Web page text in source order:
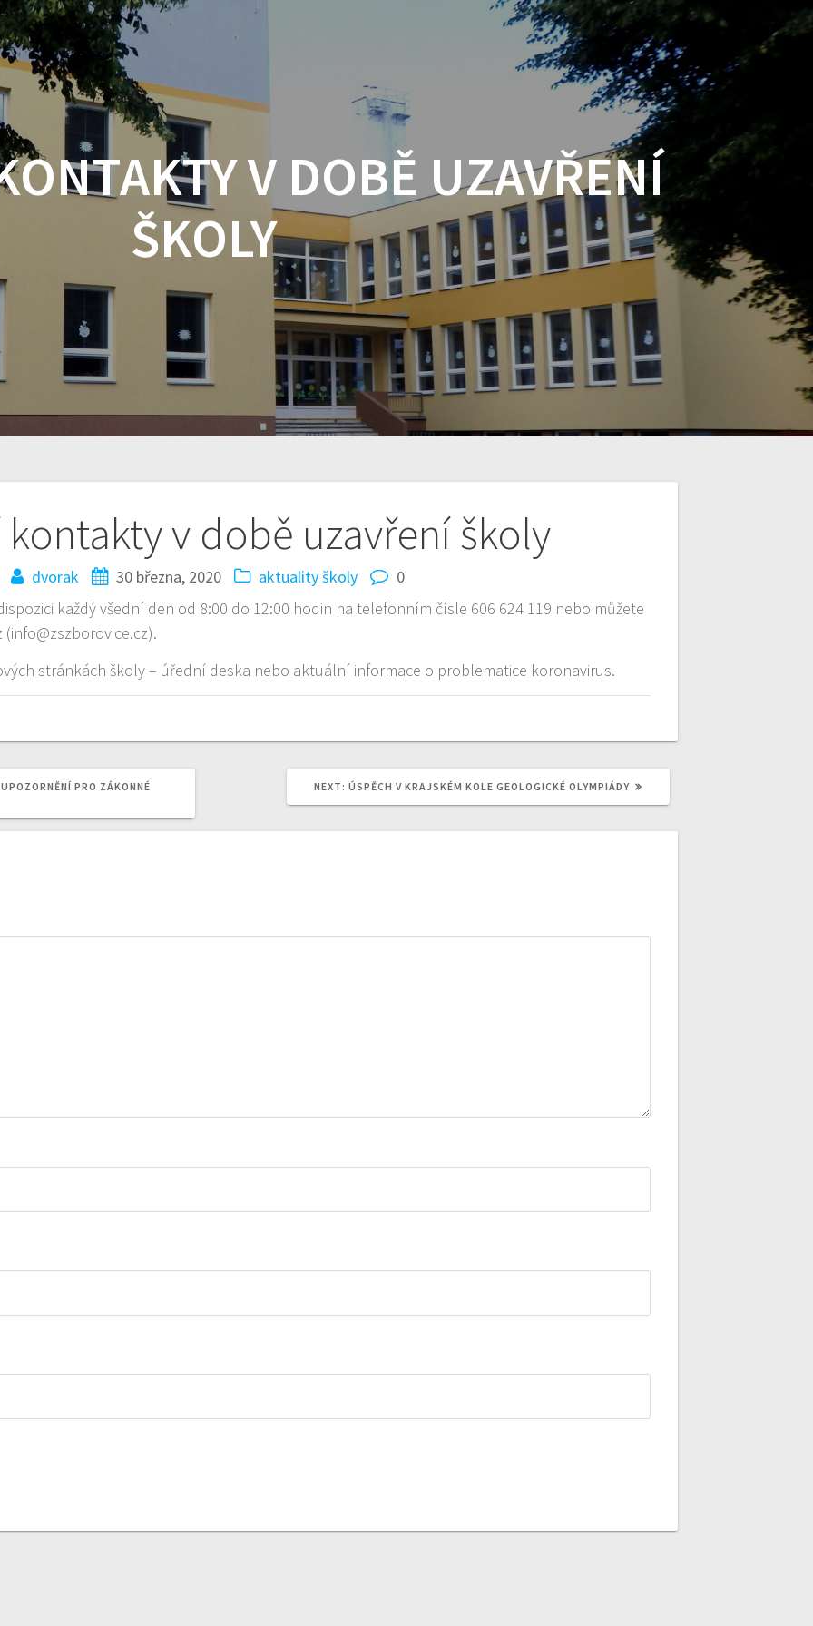
V DOBĚ UZAVŘENÍ
ŠKOLY
v době uzavření školy
dvorak 30 března, 2020 aktuality školy
0
každý všední den od 8:00 do 12:00 hodin na telefonním čísle 606 624 119 nebo můžete
stránkách školy – úřední deska nebo aktuální informace o problematice koronavirus.
PRO ZÁKONNÉ
NEXT: NEXT
ÚSPĚCH V KRAJSKÉM KOLE GEOLOGICKÉ OLYMPIÁDY